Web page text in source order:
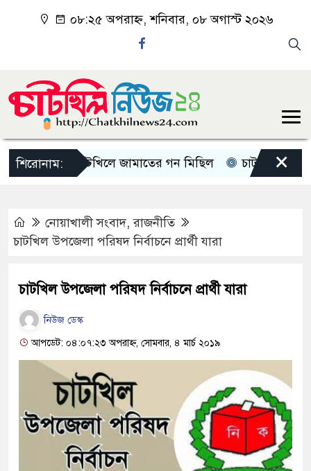
০৮:২৫ অপরাহ্ন, শনিবার, ০৮ অগাস্ট ২০২৬
শিরোনাম:চাটখিলে জামাতের গন মিছিল চাটখিলে ×
নোয়াখালী সংবাদ,রাজনীতি
চাটখিল উপজেলা পরিষদ নির্বাচনে প্রার্থী যারা
চাটখিল উপজেলা পরিষদ নির্বাচনে প্রার্থী যারা
নিউজ ডেস্ক
আপডেট: ০৪:০৭:২৩ অপরাহ্ন, সোমবার, ৪ মার্চ ২০১৯